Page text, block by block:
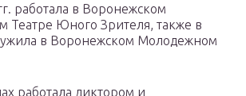
работала в Воронежском
Театре Юного Зрителя, также в
в Воронежском Молодежном
работала диктором и